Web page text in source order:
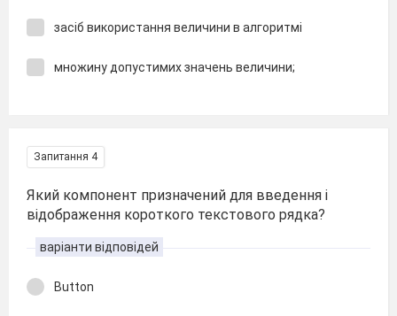
засіб використання величини в алгоритмі
множину допустимих значень величини;
Запитання 4
Який компонент призначений для введення і
відображення короткого текстового рядка?
варіанти відповідей
Button